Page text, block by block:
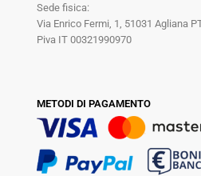
Sede fisica:
Via Enrico Fermi, 1, 51031 Agliana
Piva IT 00321990970
METODI DI PAGAMENTO